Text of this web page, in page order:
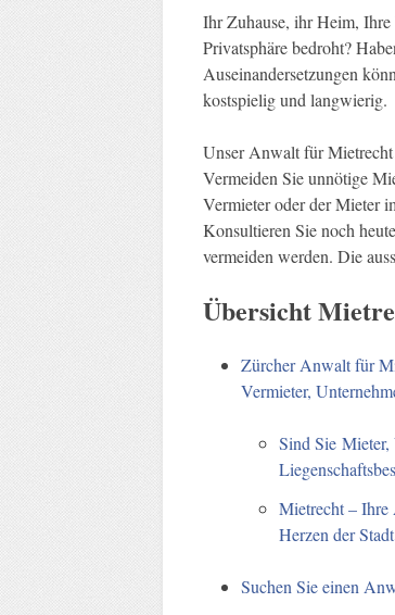
Ihr Zuhause, ihr Heim,
Privatsphäre bedroht?
Auseinandersetzungen
kostspielig und langwierig.
Unser Anwalt für Mietrecht
Vermeiden Sie unnötige
Vermieter oder der Mieter
Konsultieren Sie noch
vermeiden werden. Die
Übersicht
Zürcher Anwalt für
Vermieter,
Sind Sie Mieter,
Mietrecht – Ihre
Herzen der
Suchen Sie einen